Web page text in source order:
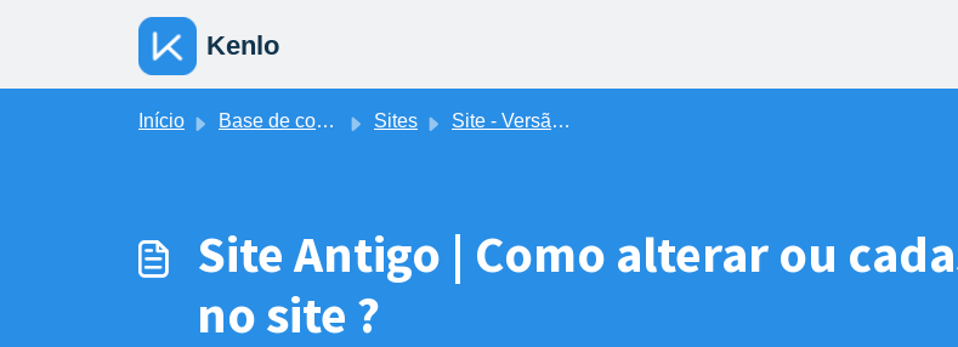
Kenlo
Início Base de conhecimento Sites Site - Versão Antiga
Site Antigo | Como alterar ou
no site ?